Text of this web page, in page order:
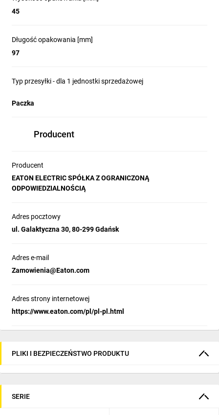
45
Długość opakowania [mm]
97
Typ przesyłki - dla 1 jednostki sprzedażowej
Paczka
Producent
Producent
EATON ELECTRIC SPÓŁKA Z OGRANICZONĄ
ODPOWIEDZIALNOŚCIĄ
Adres pocztowy
ul. Galaktyczna 30, 80-299 Gdańsk
Adres e-mail
Zamowienia@Eaton.com
Adres strony internetowej
https://www.eaton.com/pl/pl-pl.html
PLIKI I BEZPIECZEŃSTWO PRODUKTU
SERIE